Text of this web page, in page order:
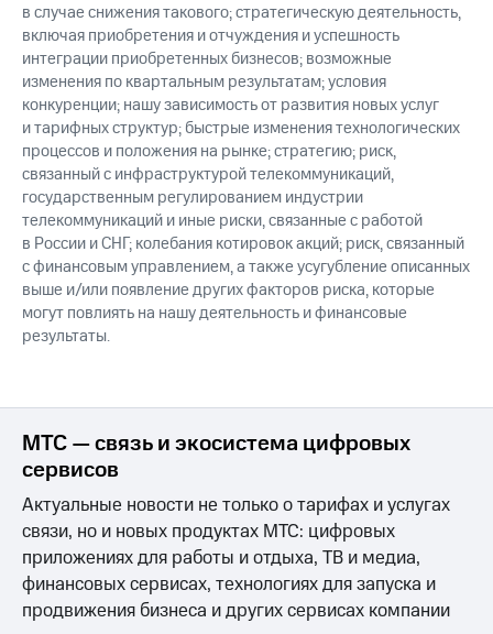
в случае снижения такового; стратегическую деятельность,
включая приобретения и отчуждения и успешность
интеграции приобретенных бизнесов; возможные
изменения по квартальным результатам; условия
конкуренции; нашу зависимость от развития новых услуг
и тарифных структур; быстрые изменения технологических
процессов и положения на рынке; стратегию; риск,
связанный с инфраструктурой телекоммуникаций,
государственным регулированием индустрии
телекоммуникаций и иные риски, связанные с работой
в России и СНГ; колебания котировок акций; риск, связанный
с финансовым управлением, а также усугубление описанных
выше и/или появление других факторов риска, которые
могут повлиять на нашу деятельность и финансовые
результаты.
МТС — связь и экосистема цифровых
сервисов
Актуальные новости не только о тарифах и услугах
связи, но и новых продуктах МТС: цифровых
приложениях для работы и отдыха, ТВ и медиа,
финансовых сервисах, технологиях для запуска и
продвижения бизнеса и других сервисах компании